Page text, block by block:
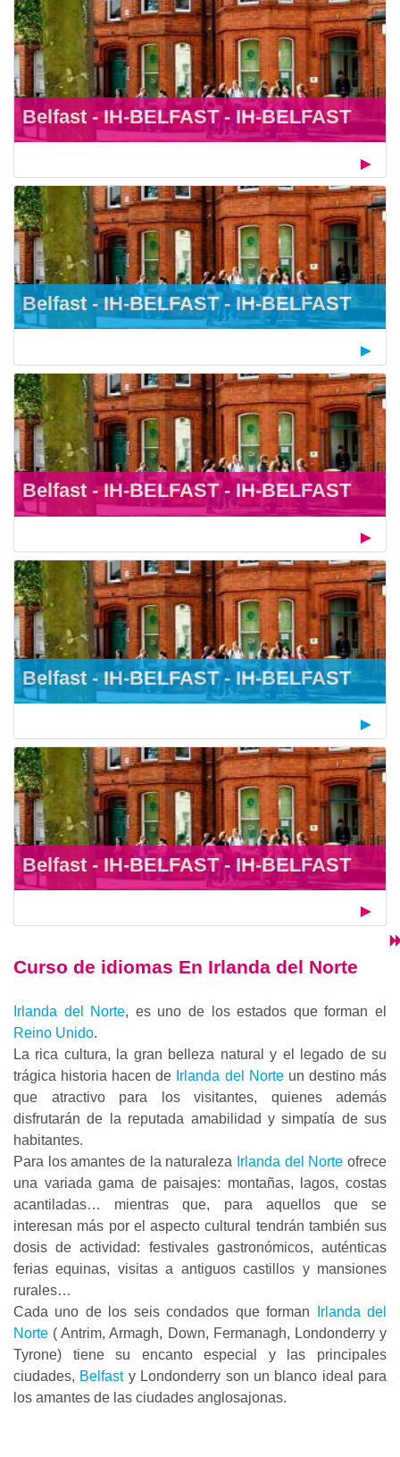
Belfast - IH-BELFAST - IH-BELFAST
Belfast - IH-BELFAST - IH-BELFAST
Belfast - IH-BELFAST - IH-BELFAST
Belfast - IH-BELFAST - IH-BELFAST
Belfast - IH-BELFAST - IH-BELFAST
Curso de idiomas En Irlanda del Norte
Irlanda del Norte, es uno de los estados que forman el
Reino Unido.
La rica cultura, la gran belleza natural y el legado de su
trágica historia hacen de Irlanda del Norteun destino más
que atractivo para los visitantes, quienes además
disfrutarán de la reputada amabilidad y simpatía de sus
habitantes.
Para los amantes de la naturaleza
Irlanda del Norte ofrece
una variada gama de paisajes: montañas, lagos, costas
acantiladas… mientras que, para aquellos que se
interesan más por el aspecto cultural tendrán también sus
dosis de actividad: festivales gastronómicos, auténticas
ferias equinas, visitas a antiguos castillos y mansiones
rurales…
Cada uno de los seis condados que forman
Irlanda del
Norte ( Antrim, Armagh, Down, Fermanagh, Londonderry y
Tyrone) tiene su encanto especial y las principales
ciudades, Belfasty Londonderry son un blanco ideal para
los amantes de las ciudades anglosajonas.